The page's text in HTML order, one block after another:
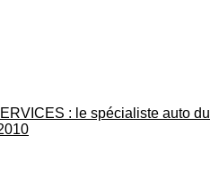
: le spécialiste auto du